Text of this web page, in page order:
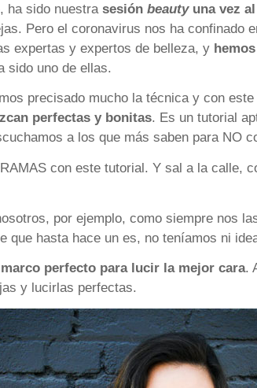
ha sido nuestrasesiónbeauty una vez
Pero el coronavirus nos ha confinado
expertas y expertos de belleza, y
sido uno de ellas.
precisado mucho la técnica y con
perfectas y bonitas. Es un tutorial
a los que más saben para NO
con este tutorial. Y sal a la calle,
por ejemplo, como siempre nos
que hasta hace un es, no teníamos ni
perfecto para lucir la mejor cara.
y lucirlas perfectas.